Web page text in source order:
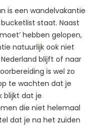
is een wandelvakantie
staat. Naast
hebben gelopen,
natuurlijk ook niet
blijft of naar
is wel zo
te wachten dat je
blijkt dat je
die niet helemaal
dat je na het zuiden